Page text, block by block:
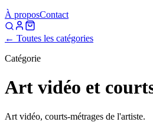
À proposContact
← Toutes les catégories
Catégorie
Art vidéo et
Art vidéo, courts-métrages de l'artiste.